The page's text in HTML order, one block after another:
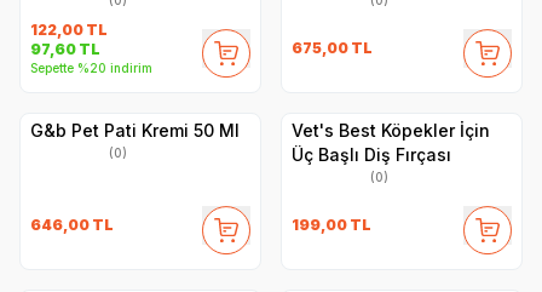
122,00 TL
97,60 TL
Sepette %20 indirim
675,00 TL
G&b Pet Pati Kremi 50 Ml
(0)
646,00 TL
Vet's Best Köpekler İçin
Üç Başlı Diş Fırçası
(0)
199,00 TL